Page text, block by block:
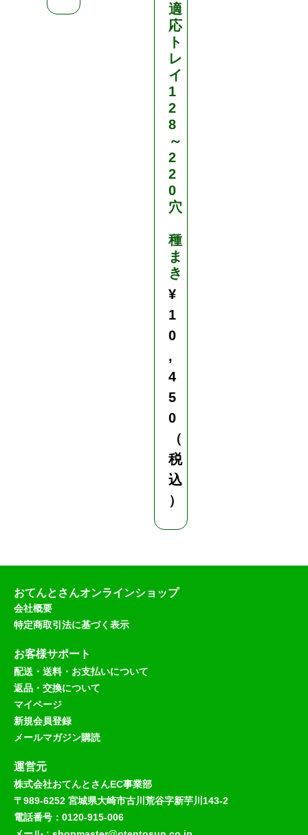
適
応
ト
レ
イ
1
2
8
～
2
2
0
穴
種
ま
き
¥
1
0
,
4
5
0
（
税
込
）
おてんとさんオンラインショップ
会社概要
特定商取引法に基づく表示
お客様サポート
配送・送料・お支払いについて
返品・交換について
マイページ
新規会員登録
メールマガジン購読
運営元
株式会社おてんとさんEC事業部
〒989-6252 宮城県大崎市古川荒谷字新芋川143-2
電話番号：0120-915-006